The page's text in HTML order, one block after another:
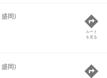
盛岡)
ルート
を見る
盛岡)